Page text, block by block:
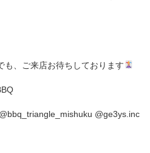
、ご来店お待ちしております
@ge3ys.inc